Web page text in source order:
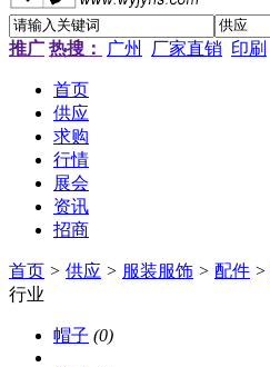
推广 热搜： 广州 厂家直销 印刷
首页
供应
求购
行情
展会
资讯
招商
首页 > 供应 > 服装服饰 > 配件 >
行业
帽子 (0)